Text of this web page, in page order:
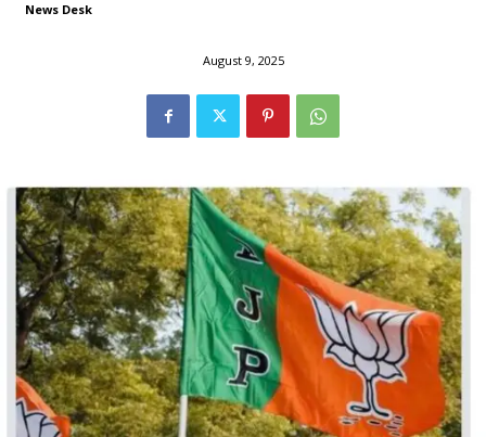
News Desk
August 9, 2025